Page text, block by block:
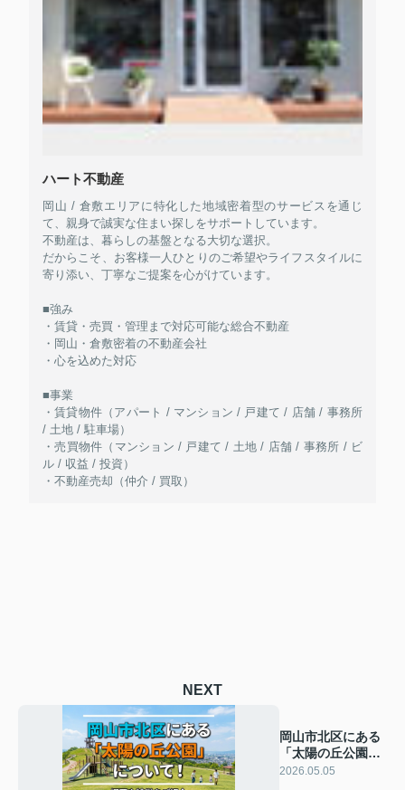
ハート不動産
岡山 / 倉敷エリアに特化した地域密着型のサービスを通じ
て、親身で誠実な住まい探しをサポートしています。
不動産は、暮らしの基盤となる大切な選択。
だからこそ、お客様一人ひとりのご希望やライフスタイルに
寄り添い、丁寧なご提案を心がけています。
■強み
・賃貸・売買・管理まで対応可能な総合不動産
・岡山・倉敷密着の不動産会社
・心を込めた対応
■事業
・賃貸物件（アパート / マンション / 戸建て / 店舗 / 事務所
/ 土地 / 駐車場）
・売買物件（マンション / 戸建て / 土地 / 店舗 / 事務所 / ビ
ル / 収益 / 投資）
・不動産売却（仲介 / 買取）
NEXT
岡山市北区にある
「太陽の丘公園」
について！概要や
2026.05.05